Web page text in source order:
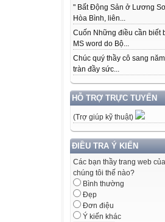
" Bất Động Sản ở Lương
Hòa Bình, liên...
Cuốn Những điều cần biết
MS word do Bộ...
Chúc quý thầy cô sang
tràn đầy sức...
HỖ TRỢ TRỰC TUYẾN
(Trợ giúp kỹ thuật)
ĐIỀU TRA Ý KIẾN
Các bạn thầy trang web của
chúng tôi thế nào?
Bình thường
Đẹp
Đơn điệu
Ý kiến khác